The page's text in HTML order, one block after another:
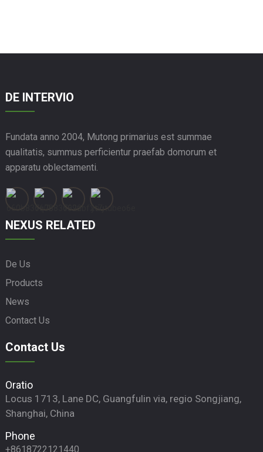
DE INTERVIO
Fundata anno 2004, Mutong primarius est summae
qualitatis, summus perficientur praefab domorum et
apparatu oblectamenti.
NEXUS RELATED
De Us
Products
News
Contact Us
Contact Us
Oratio
Locus 1713, Lane DC, Guangfulin via, regio Songjiang,
Shanghai, China
Phone
+8618722121440